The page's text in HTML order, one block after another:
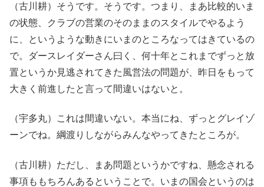
（古川耕）そうです。そうです。つまり、まあ比較的いま
の状態、クラブの営業のそのままのスタイルでやるよう
に、というような動きにいまのところなってはきているの
で。ダースレイダーさん曰く、何十年とこれまでずっと放
置というか見逃されてきた風営法の問題が、昨日をもって
大きく前進したと言って間違いはないと。
（宇多丸）これは間違いない。本当にね、ずっとグレイゾ
ーンでね。綱渡りしながらみんなやってきたところが。
（古川耕）ただし、まあ問題というかですね、懸念される
事項ももちろんあるということで。いまの国会というのは